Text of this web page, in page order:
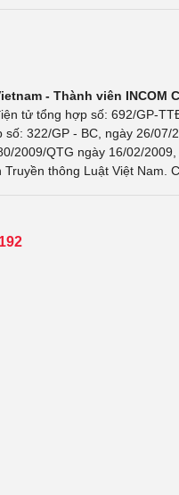
- Thành viên INCOM
tử tổng hợp số: 692/GP-
322/GP - BC, ngày 26/
2009/QTG ngày 16/02/
thông Luật Việt Nam.